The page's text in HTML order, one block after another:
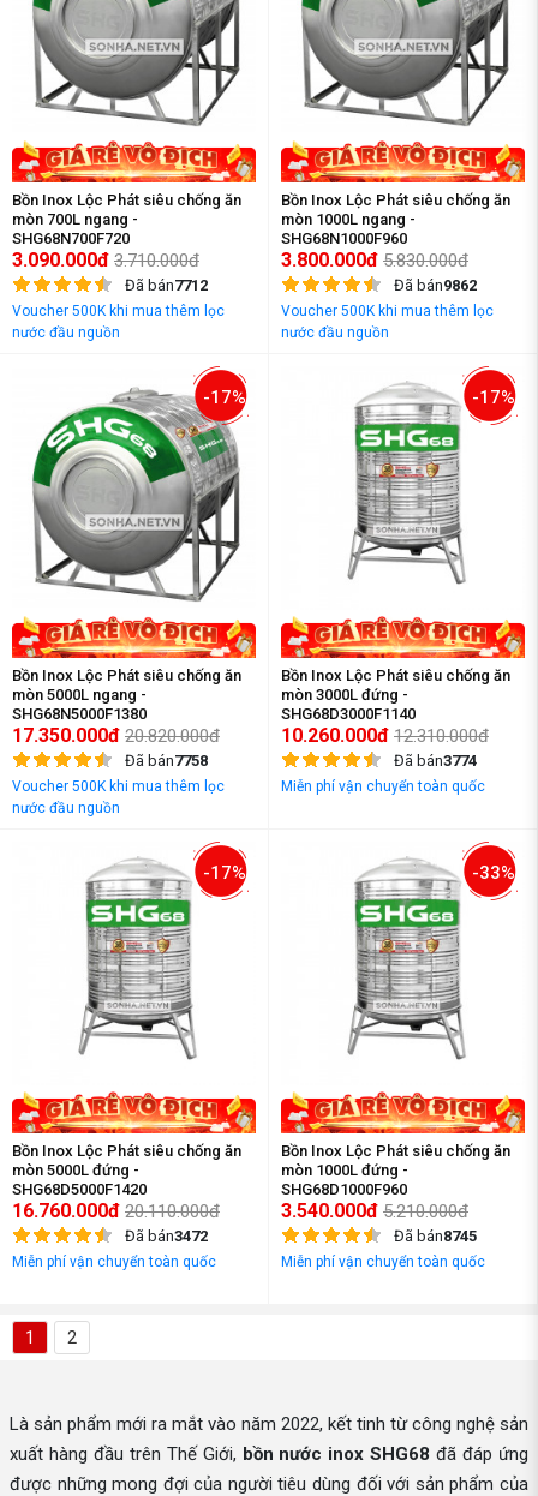
Bồn Inox Lộc Phát siêu chống ăn
mòn 700L ngang -
SHG68N700F720
3.090.000đ 3.710.000đ
Đã bán7712
Voucher 500K khi mua thêm lọc
nước đầu nguồn
Bồn Inox Lộc Phát siêu chống ăn
mòn 1000L ngang -
SHG68N1000F960
3.800.000đ 5.830.000đ
Đã bán9862
Voucher 500K khi mua thêm lọc
nước đầu nguồn
-17%
Bồn Inox Lộc Phát siêu chống ăn
mòn 5000L ngang -
SHG68N5000F1380
17.350.000đ 20.820.000đ
Đã bán7758
Voucher 500K khi mua thêm lọc
nước đầu nguồn
-17%
Bồn Inox Lộc Phát siêu chống ăn
mòn 3000L đứng -
SHG68D3000F1140
10.260.000đ 12.310.000đ
Đã bán3774
Miễn phí vận chuyển toàn quốc
-17%
Bồn Inox Lộc Phát siêu chống ăn
mòn 5000L đứng -
SHG68D5000F1420
16.760.000đ 20.110.000đ
Đã bán3472
Miễn phí vận chuyển toàn quốc
-33%
Bồn Inox Lộc Phát siêu chống ăn
mòn 1000L đứng -
SHG68D1000F960
3.540.000đ 5.210.000đ
Đã bán8745
Miễn phí vận chuyển toàn quốc
1 2
Là sản phẩm mới ra mắt vào năm 2022, kết tinh từ công nghệ sản
xuất hàng đầu trên Thế Giới, bồn nước inox SHG68 đã đáp ứng
được những mong đợi của người tiêu dùng đối với sản phẩm của